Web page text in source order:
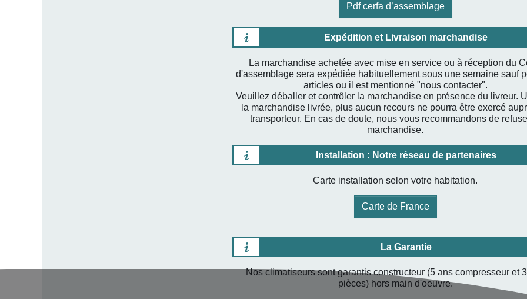
Pdf cerfa d’assemblage
Expédition et Livraison marchandise
La marchandise achetée avec mise en service ou à réception du
d'assemblage sera expédiée habituellement sous une semaine sauf
articles ou il est mentionné "nous contacter".
Veuillez déballer et contrôler la marchandise en présence du livreur.
la marchandise livrée, plus aucun recours ne pourra être exercé
transporteur. En cas de doute, nous vous recommandons de
marchandise.
Installation : Notre réseau de partenaires
Carte installation selon votre habitation.
Carte de France
La Garantie
Nos climatiseurs sont garantis constructeur (5 ans compresseur et
pièces) hors main d'oeuvre.